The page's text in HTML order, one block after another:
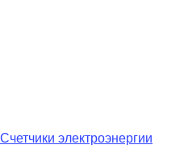
Счетчики электроэнергии